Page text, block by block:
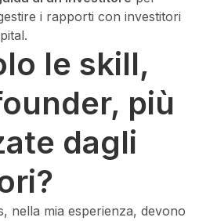
i rapporti con investitori
le skill,
più
dagli
nella mia esperienza, devono